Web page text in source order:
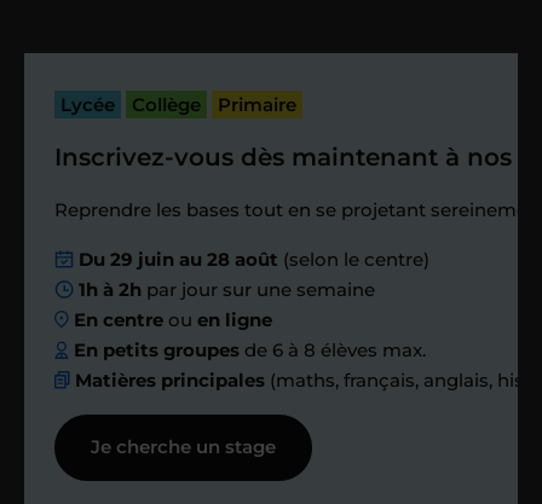
passé.
Étape 4
Nous planifions
ensemble des
échanges réguliers
Afin de suivre le travail et les progrès
réalisés, votre enseignant et moi-
même vous proposons des points et
Lycée Collège Primaire
Inscrivez-vous dès maintenant à nos
Reprendre les bases tout en se projetant
Du 29 juin au 28 août (selon le centre)
1h à 2h par jour sur une semaine
En centre ouen ligne
En petits groupes de 6 à 8 élèves max.
Matières principales (maths, français, anglais,
Je cherche un stage